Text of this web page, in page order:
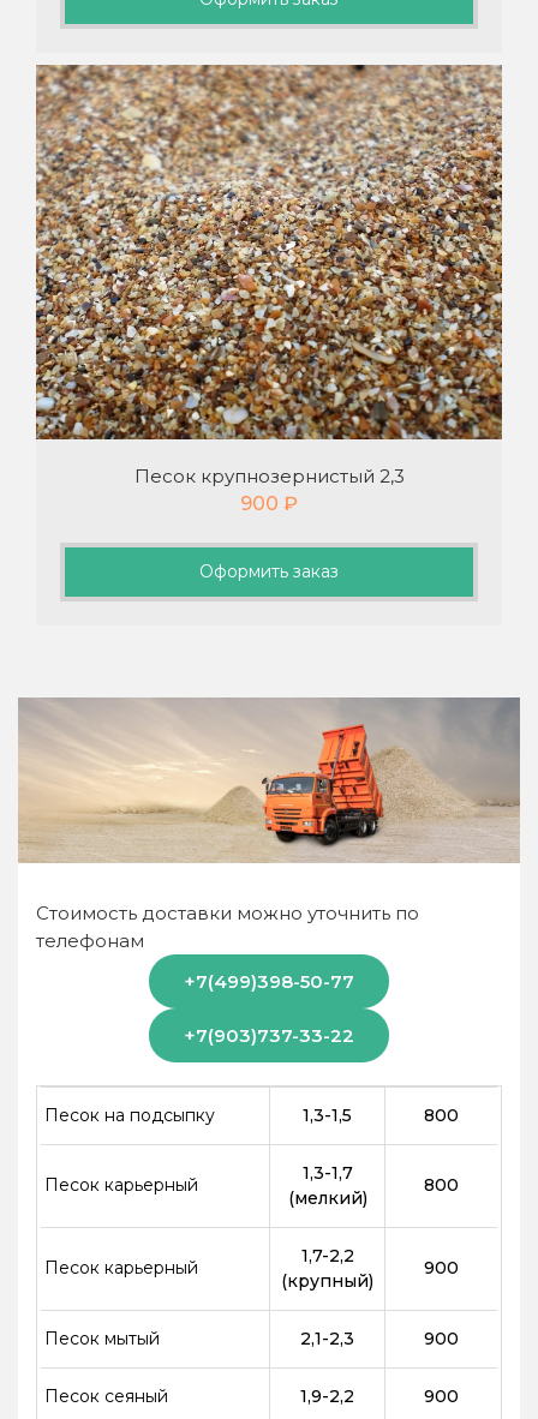
Песок крупнозернистый 2,3
900 ₽
Оформить заказ
Стоимость доставки можно уточнить по
телефонам
+7(499)398-50-77
+7(903)737-33-22
Песок на подсыпку 1,3-1,5 800
Песок карьерный
1,3-1,7
(мелкий)
800
Песок карьерный
1,7-2,2
(крупный)
900
Песок мытый 2,1-2,3 900
Песок сеяный 1,9-2,2 900